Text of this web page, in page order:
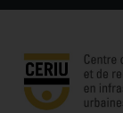
Aller
principal